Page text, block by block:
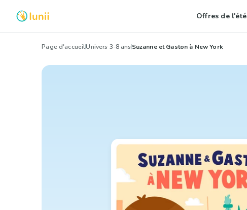
Offres de l'été
Page d'accueilUnivers 3-8 ansSuzanne et Gaston à New York